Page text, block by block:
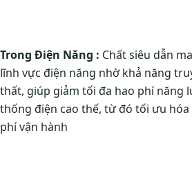
Trong Điện Năng : Chất siêu dẫn
lĩnh vực điện năng nhờ khả năng
thất, giúp giảm tối đa hao phí năng
thống điện cao thế, từ đó tối ưu hóa
phí vận hành